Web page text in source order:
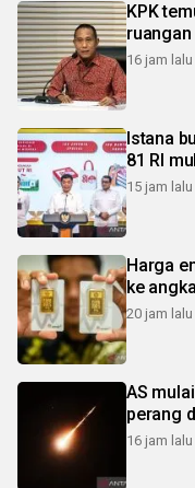
KPK
16 jam lalu
Istana
81 RI
15 jam lalu
Harga
ke
20 jam lalu
AS
perang
16 jam lalu